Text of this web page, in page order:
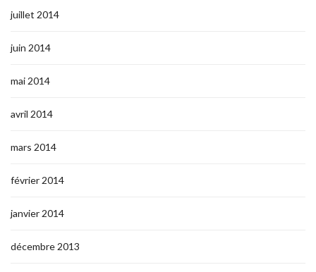
juillet 2014
juin 2014
mai 2014
avril 2014
mars 2014
février 2014
janvier 2014
décembre 2013